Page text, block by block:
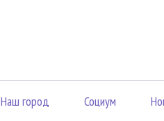
Наш город Социум